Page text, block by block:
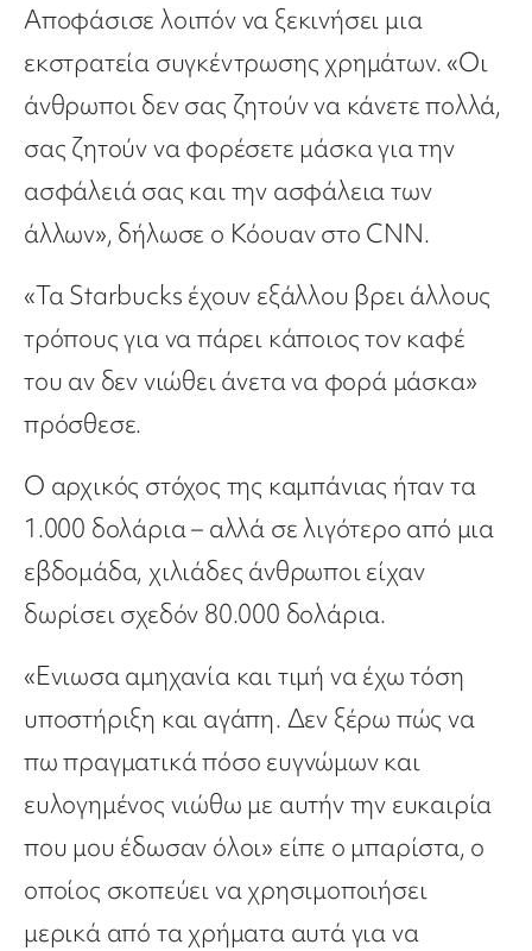
Αποφάσισε λοιπόν να ξεκινήσει μια
εκστρατεία συγκέντρωσης χρημάτων. «Οι
άνθρωποι δεν σας ζητούν να κάνετε πολλά,
σας ζητούν να φορέσετε μάσκα για την
ασφάλειά σας και την ασφάλεια των
άλλων», δήλωσε ο Κόουαν στο CNN.
«Τα Starbucks έχουν εξάλλου βρει άλλους
τρόπους για να πάρει κάποιος τον καφέ
του αν δεν νιώθει άνετα να φορά μάσκα»
πρόσθεσε.
Ο αρχικός στόχος της καμπάνιας ήταν τα
1.000 δολάρια – αλλά σε λιγότερο από μια
εβδομάδα, χιλιάδες άνθρωποι είχαν
δωρίσει σχεδόν 80.000 δολάρια.
«Ενιωσα αμηχανία και τιμή να έχω τόση
υποστήριξη και αγάπη. Δεν ξέρω πώς να
πω πραγματικά πόσο ευγνώμων και
ευλογημένος νιώθω με αυτήν την ευκαιρία
που μου έδωσαν όλοι» είπε ο μπαρίστα, ο
οποίος σκοπεύει να χρησιμοποιήσει
μερικά από τα χρήματα αυτά για να